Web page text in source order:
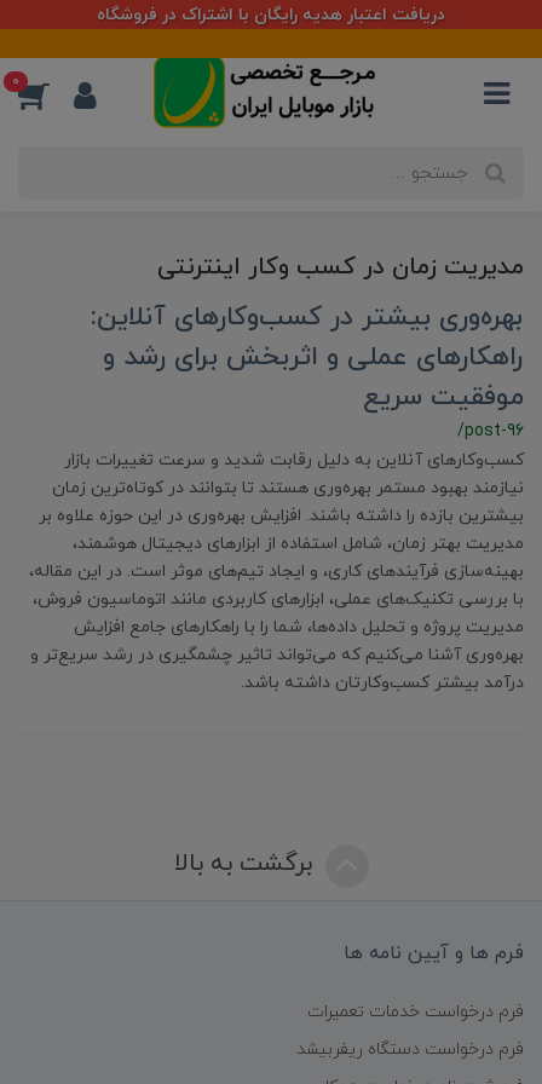
دریافت اعتبار هدیه رایگان با اشتراک در فروشگاه
0
مدیریت زمان در کسب وکار اینترنتی
بهره‌وری بیشتر در کسب‌وکارهای آنلاین:
راهکارهای عملی و اثربخش برای رشد و
موفقیت سریع
/post-96
کسب‌وکارهای آنلاین به دلیل رقابت شدید و سرعت تغییرات بازار
نیازمند بهبود مستمر بهره‌وری هستند تا بتوانند در کوتاه‌ترین زمان
بیشترین بازده را داشته باشند. افزایش بهره‌وری در این حوزه علاوه بر
مدیریت بهتر زمان، شامل استفاده از ابزارهای دیجیتال هوشمند،
بهینه‌سازی فرآیندهای کاری، و ایجاد تیم‌های موثر است. در این مقاله،
با بررسی تکنیک‌های عملی، ابزارهای کاربردی مانند اتوماسیون فروش،
مدیریت پروژه و تحلیل داده‌ها، شما را با راهکارهای جامع افزایش
بهره‌وری آشنا می‌کنیم که می‌تواند تاثیر چشمگیری در رشد سریع‌تر و
درآمد بیشتر کسب‌وکارتان داشته باشد.
برگشت به بالا
فرم ها و آیین نامه ها
فرم درخواست خدمات تعمیرات
فرم درخواست دستگاه ریفربیشد